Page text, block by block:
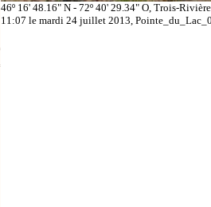
46º 16' 48.16" N - 72º 40' 29.34" O, Trois-
11:07 le mardi 24 juillet 2013,